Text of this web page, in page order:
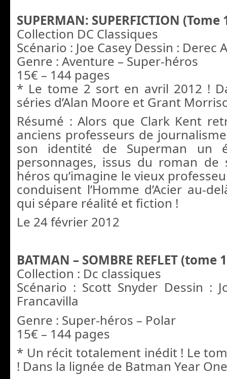
SUPERMAN: SUPERFICTION (Tome
Collection DC Classiques
Scénario : Joe Casey Dessin : Derec
Genre : Aventure – Super-héros
15€ – 144 pages
* Le tome 2 sort en avril 2012 !
séries d’Alan Moore et Grant
Résumé : Alors que Clark Kent
anciens professeurs de
son identité de Superman un
personnages, issus du roman de
héros qu’imagine le vieux
conduisent l’Homme d’Acier au-
qui sépare réalité et fiction !
Le 24 février 2012
BATMAN – SOMBRE REFLET (tome
Collection : Dc classiques
Scénario : Scott Snyder Dessin :
Francavilla
Genre : Super-héros – Polar
15€ – 144 pages
* Un récit totalement inédit ! Le
! Dans la lignée de Batman Year